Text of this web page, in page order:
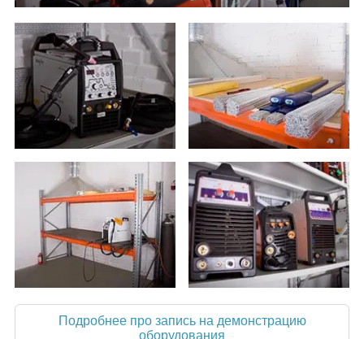
Подробнее про запись на демонстрацию
оборудования